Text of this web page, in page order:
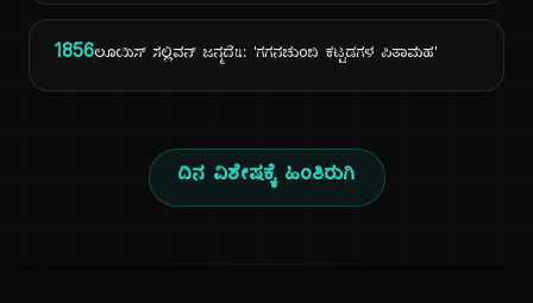
1856ಲೂಯಿಸ್ ಸಲ್ಲಿವನ್ ಜನ್ಮದิน: 'ಗಗನಚುಂಬಿ ಕಟ್ಟಡಗಳ ಪಿತಾಮಹ'
ದಿನ ವಿಶೇಷಕ್ಕೆ ಹಿಂತಿರುಗಿ